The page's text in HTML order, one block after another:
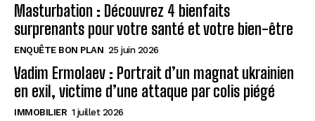
Masturbation : Découvrez 4 bienfaits
surprenants pour votre santé et votre bien-être
ENQUÊTE BON PLAN 25 juin 2026
Vadim Ermolaev : Portrait d’un magnat ukrainien
en exil, victime d’une attaque par colis piégé
IMMOBILIER 1 juillet 2026